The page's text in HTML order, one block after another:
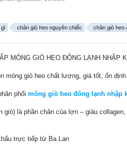
gì chân giò heo nguyên chiếc chân giò heo
MÓNG GIÒ HEO ĐÔNG LẠNH NHẬP
móng giò heo chất lượng, giá tốt, ổn
phối móng giò heo đông lạnh nhập
giò) là phần chân của lợn – giàu
trực tiếp từ Ba Lan